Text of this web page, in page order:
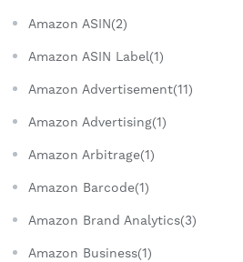
Amazon ASIN(2)
Amazon ASIN Label(1)
Amazon Advertisement(11)
Amazon Advertising(1)
Amazon Arbitrage(1)
Amazon Barcode(1)
Amazon Brand Analytics(3)
Amazon Business(1)